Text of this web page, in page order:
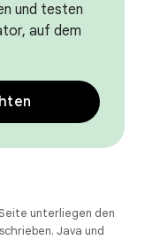
und testen
auf dem
unterliegen den
Java und